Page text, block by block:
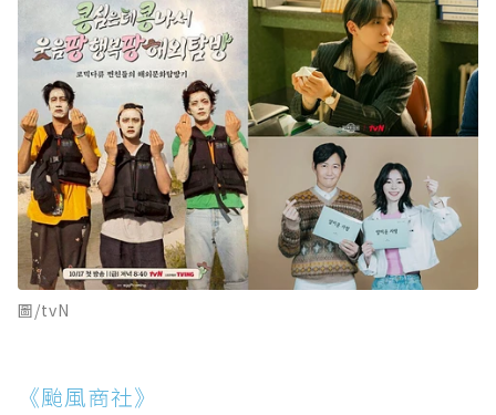
圖/tvN
《颱風商社》